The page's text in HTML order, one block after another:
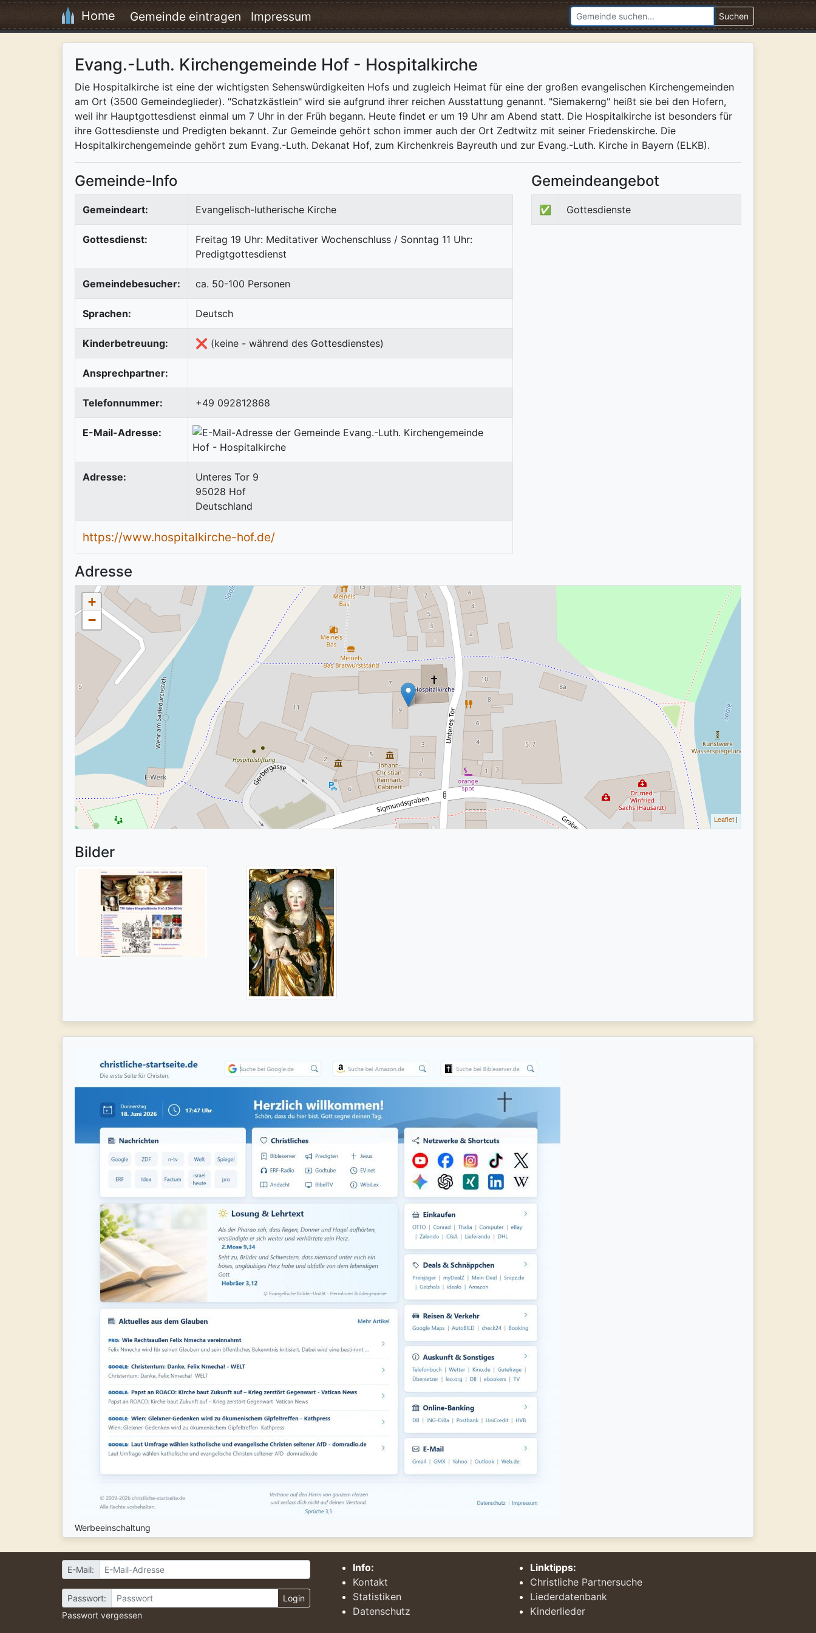
Home Gemeinde eintragen Impressum Suchen
Evang.-Luth. Kirchengemeinde Hof - Hospitalkirche
Die Hospitalkirche ist eine der wichtigsten Sehenswürdigkeiten Hofs und zugleich Heimat für eine der großen evangelischen Kirchengemeinden
am Ort (3500 Gemeindeglieder). "Schatzkästlein" wird sie aufgrund ihrer reichen Ausstattung genannt. "Siemakerng" heißt sie bei den Hofern,
weil ihr Hauptgottesdienst einmal um 7 Uhr in der Früh begann. Heute findet er um 19 Uhr am Abend statt. Die Hospitalkirche ist besonders für
ihre Gottesdienste und Predigten bekannt. Zur Gemeinde gehört schon immer auch der Ort Zedtwitz mit seiner Friedenskirche. Die
Hospitalkirchengemeinde gehört zum Evang.-Luth. Dekanat Hof, zum Kirchenkreis Bayreuth und zur Evang.-Luth. Kirche in Bayern (ELKB).
Gemeinde-Info
Gemeindeart: Evangelisch-lutherische Kirche
Gottesdienst:
Freitag 19 Uhr: Meditativer Wochenschluss / Sonntag 11 Uhr:
Predigtgottesdienst
Gemeindebesucher: ca. 50-100 Personen
Sprachen: Deutsch
Kinderbetreuung: ❌ (keine - während des Gottesdienstes)
Ansprechpartner:
Telefonnummer: +49 092812868
E-Mail-Adresse:
Adresse:
Unteres Tor 9
95028 Hof
Deutschland
https://www.hospitalkirche-hof.de/
Gemeindeangebot
✅ Gottesdienste
Adresse
+
−
Leaflet |
Bilder
Werbeeinschaltung
E-Mail:
Passwort:
Login
Passwort vergessen
Info:
Kontakt
Statistiken
Datenschutz
Linktipps:
Christliche Partnersuche
Liederdatenbank
Kinderlieder